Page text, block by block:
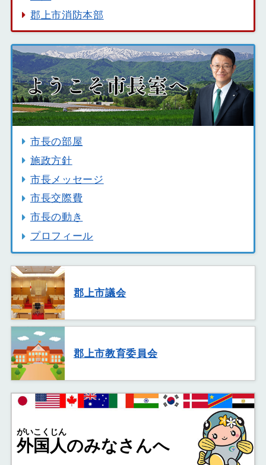
郡上市消防本部
市長の部屋
施政方針
市長メッセージ
市長交際費
市長の動き
プロフィール
郡上市議会
郡上市教育委員会
外国人
がいこくじん
のみなさんへ